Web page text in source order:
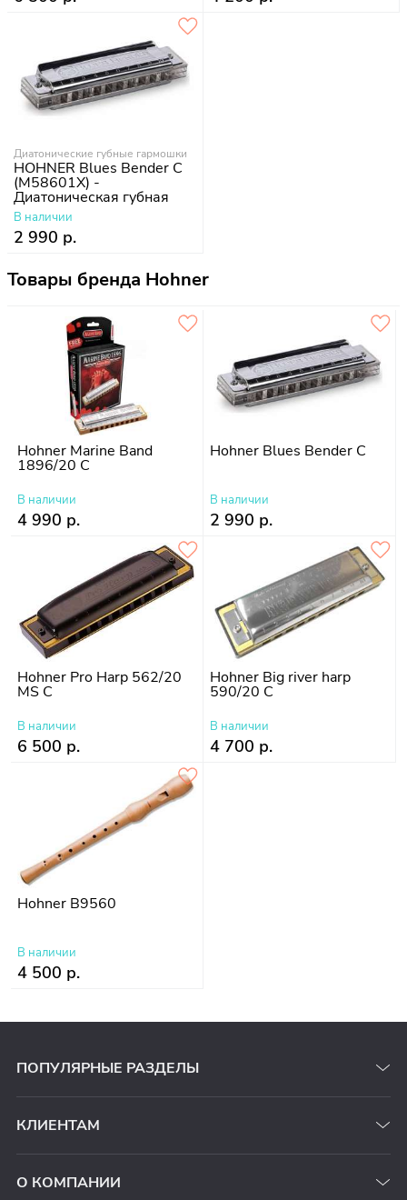
Диатонические губные гармошки
HOHNER Blues Bender C
(M58601X) -
Диатоническая губная
гармошка
В наличии
2 990 р.
Товары бренда Hohner
Hohner Marine Band
1896/20 C
В наличии
4 990 р.
Hohner Blues Bender C
В наличии
2 990 р.
Hohner Pro Harp 562/20
MS C
В наличии
6 500 р.
Hohner Big river harp
590/20 C
В наличии
4 700 р.
Hohner B9560
В наличии
4 500 р.
ПОПУЛЯРНЫЕ РАЗДЕЛЫ
КЛИЕНТАМ
О КОМПАНИИ